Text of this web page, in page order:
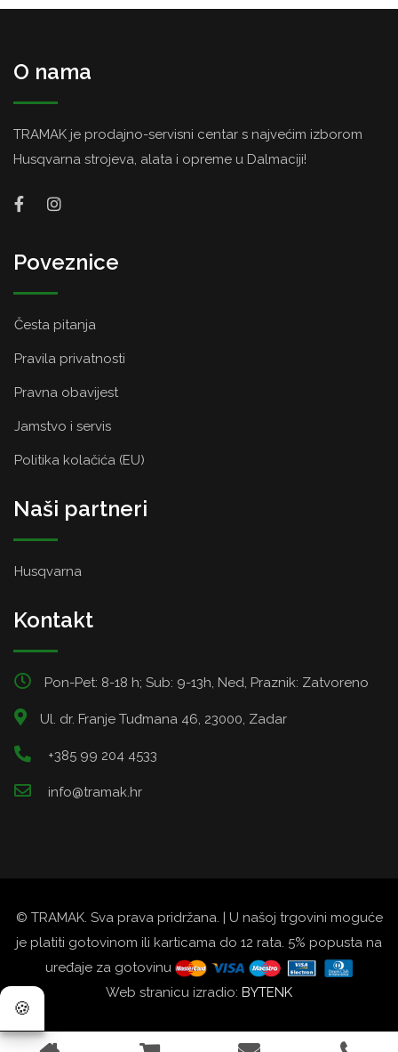
O nama
TRAMAK je prodajno-servisni centar s najvećim izborom
Husqvarna strojeva, alata i opreme u Dalmaciji!
Poveznice
Česta pitanja
Pravila privatnosti
Pravna obavijest
Jamstvo i servis
Politika kolačića (EU)
Naši partneri
Husqvarna
Kontakt
Pon-Pet: 8-18 h; Sub: 9-13h, Ned, Praznik: Zatvoreno
Ul. dr. Franje Tuđmana 46, 23000, Zadar
+385 99 204 4533
info@tramak.hr
© TRAMAK. Sva prava pridržana. | U našoj trgovini moguće
je platiti gotovinom ili karticama do 12 rata. 5% popusta na
uređaje za gotovinu
Web stranicu izradio: BYTENK